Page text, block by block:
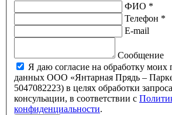
ФИО *
Телефон *
E-mail
Сообщение
Я даю согласие на обработку моих
данных ООО «Янтарная Прядь –
5047082223) в целях обработки запроса и полченя
консульации, в соответствии с
конфиденциальности.